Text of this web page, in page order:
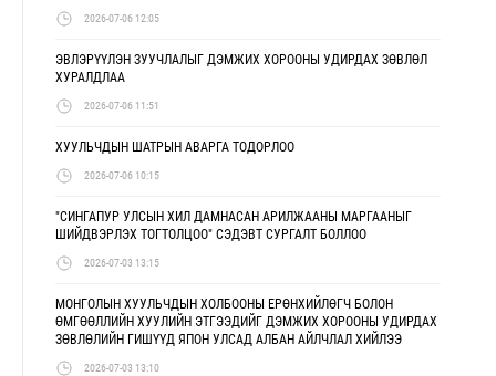
2026-07-06 12:05
ЭВЛЭРҮҮЛЭН ЗУУЧЛАЛЫГ ДЭМЖИХ ХОРООНЫ УДИРДАХ ЗӨВЛӨЛ
ХУРАЛДЛАА
2026-07-06 11:51
ХУУЛЬЧДЫН ШАТРЫН АВАРГА ТОДОРЛОО
2026-07-06 10:15
"СИНГАПУР УЛСЫН ХИЛ ДАМНАСАН АРИЛЖААНЫ МАРГААНЫГ
ШИЙДВЭРЛЭХ ТОГТОЛЦОО" СЭДЭВТ СУРГАЛТ БОЛЛОО
2026-07-03 13:15
МОНГОЛЫН ХУУЛЬЧДЫН ХОЛБООНЫ ЕРӨНХИЙЛӨГЧ БОЛОН
ӨМГӨӨЛЛИЙН ХУУЛИЙН ЭТГЭЭДИЙГ ДЭМЖИХ ХОРООНЫ УДИРДАХ
ЗӨВЛӨЛИЙН ГИШҮҮД ЯПОН УЛСАД АЛБАН АЙЛЧЛАЛ ХИЙЛЭЭ
2026-07-03 13:10